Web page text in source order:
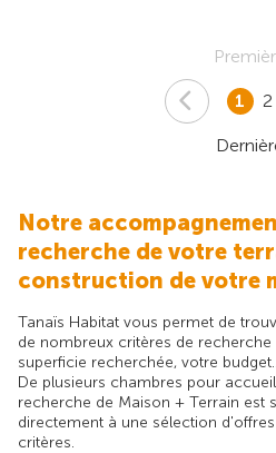
1 2
Notre
recherche de votre
construction de votre
Tanaïs Habitat vous permet de
de nombreux critères de
superficie recherchée, votre
De plusieurs chambres pour
recherche de Maison + Terrain est
directement à une sélection
critères.